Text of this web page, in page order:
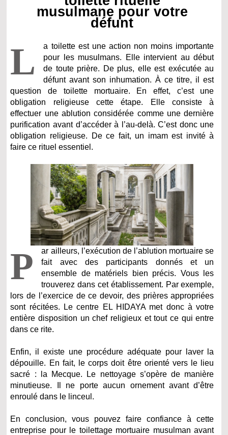
musulmane pour votre
défunt
L
a toilette est une action non moins importante
pour les musulmans. Elle intervient au début
de toute prière. De plus, elle est exécutée au
défunt avant son inhumation. À ce titre, il est
question de toilette mortuaire. En effet, c’est une
obligation religieuse cette étape. Elle consiste à
effectuer une ablution considérée comme une dernière
purification avant d’accéder à l’au-delà. C’est donc une
obligation religieuse. De ce fait, un imam est invité à
faire ce rituel essentiel.
P
ar ailleurs, l’exécution de l’ablution mortuaire se
fait avec des participants donnés et un
ensemble de matériels bien précis. Vous les
trouverez dans cet établissement. Par exemple,
lors de l’exercice de ce devoir, des prières appropriées
sont récitées. Le centre EL HIDAYA met donc à votre
entière disposition un chef religieux et tout ce qui entre
dans ce rite.
Enfin, il existe une procédure adéquate pour laver la
dépouille. En fait, le corps doit être orienté vers le lieu
sacré : la Mecque. Le nettoyage s’opère de manière
minutieuse. Il ne porte aucun ornement avant d’être
enroulé dans le linceul.
En conclusion, vous pouvez faire confiance à cette
entreprise pour le toilettage mortuaire musulman avant